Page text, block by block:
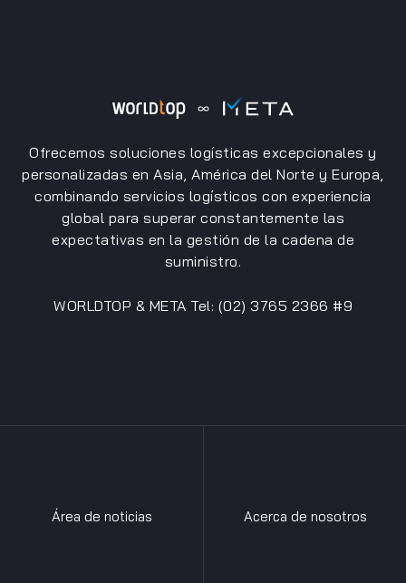
Ofrecemos soluciones logísticas excepcionales y
personalizadas en Asia, América del Norte y Europa,
combinando servicios logísticos con experiencia
global para superar constantemente las
expectativas en la gestión de la cadena de
suministro.
WORLDTOP & META Tel: (02) 3765 2366 #9
Área de noticias Acerca de nosotros